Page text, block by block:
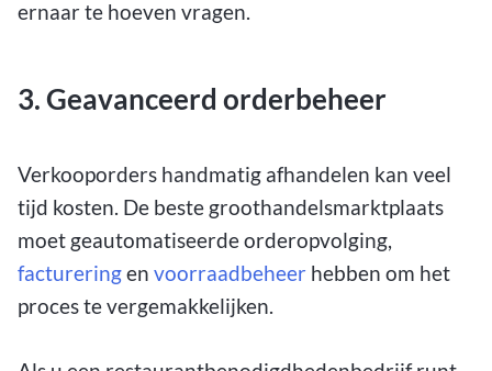
ernaar te hoeven vragen.
3. Geavanceerd orderbeheer
Verkooporders handmatig afhandelen kan veel
tijd kosten. De beste groothandelsmarktplaats
moet geautomatiseerde orderopvolging,
factureringen voorraadbeheer hebben om het
proces te vergemakkelijken.